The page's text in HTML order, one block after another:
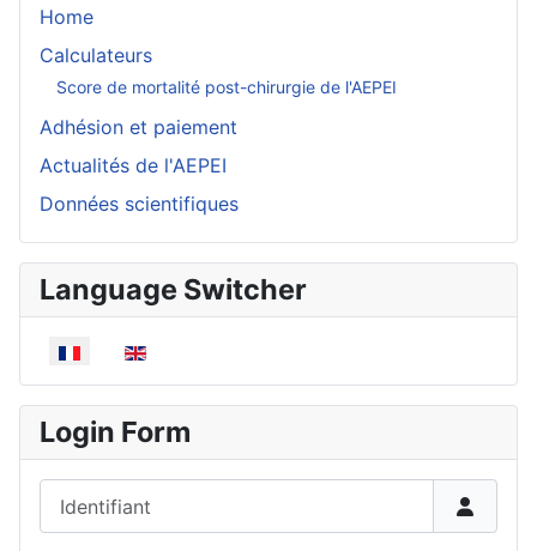
Home
Calculateurs
Score de mortalité post-chirurgie de l'AEPEI
Adhésion et paiement
Actualités de l'AEPEI
Données scientifiques
Language Switcher
Sélectionnez votre langue
Login Form